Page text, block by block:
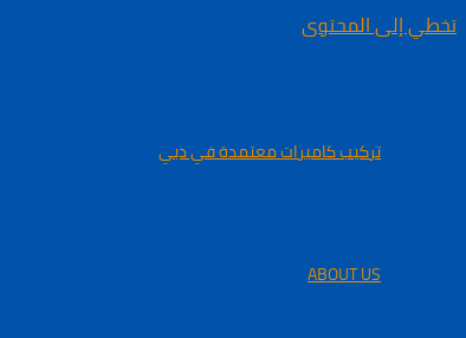
تخطي إلى المحتوى
تركيب كاميرات معتمدة في دبي
ABOUT US